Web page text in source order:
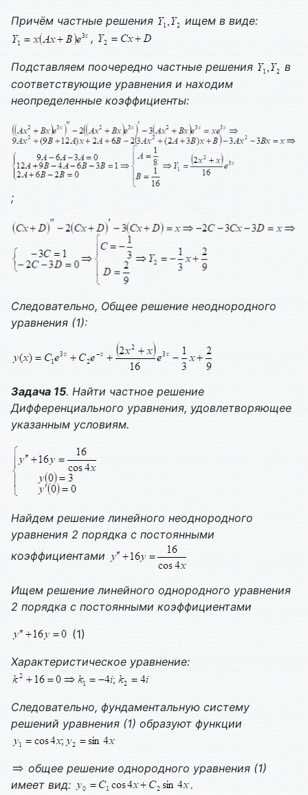
Причём частные решения
ищем в виде:
,
Подставляем поочередно частные решения
в
соответствующие уравнения и находим
неопределенные коэффициенты:
;
Следовательно, Общее решение неоднородного
уравнения (1):
Задача 15. Найти частное решение
Дифференциального уравнения, удовлетворяющее
указанным условиям.
Найдем решение линейного неоднородного
уравнения 2 порядка с постоянными
коэффициентами
Ищем решение линейного однородного уравнения
2 порядка с постоянными коэффициентами
(1)
Характеристическое уравнение:
Следовательно, фундаментальную систему
решений уравнения (1) образуют функции
общее решение однородного уравнения (1)
имеет вид:
.